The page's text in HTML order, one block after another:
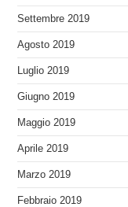
Settembre 2019
Agosto 2019
Luglio 2019
Giugno 2019
Maggio 2019
Aprile 2019
Marzo 2019
Febbraio 2019